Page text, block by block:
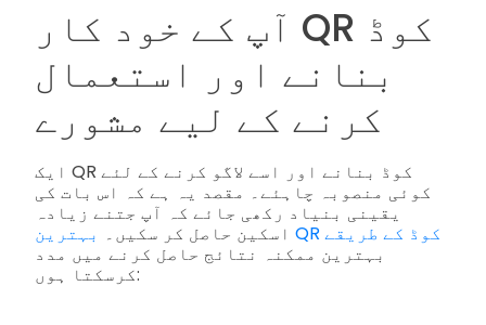
آپ کے خود کار QR کوڈ
بنانے اور استعمال
کرنے کے لیے مشورے
ایک QR کوڈ بنانے اور اسے لاگو کرنے کے لئے
کوئی منصوبہ چاہئے۔ مقصد یہ ہے کہ اس بات کی
یقینی بنیاد رکھی جائے کہ آپ جتنے زیادہ
اسکین حاصل کر سکیں۔
بہترین QR کوڈ کے طریقے
بہترین ممکنہ نتائج حاصل کرنے میں مدد
کرسکتا ہوں: